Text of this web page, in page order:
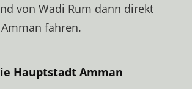
von Wadi Rum dann direkt
fahren.
Hauptstadt Amman